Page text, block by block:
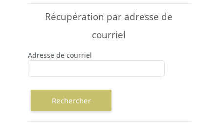
Récupération par adresse de courriel
Récupération par adresse de
courriel
Adresse de courriel